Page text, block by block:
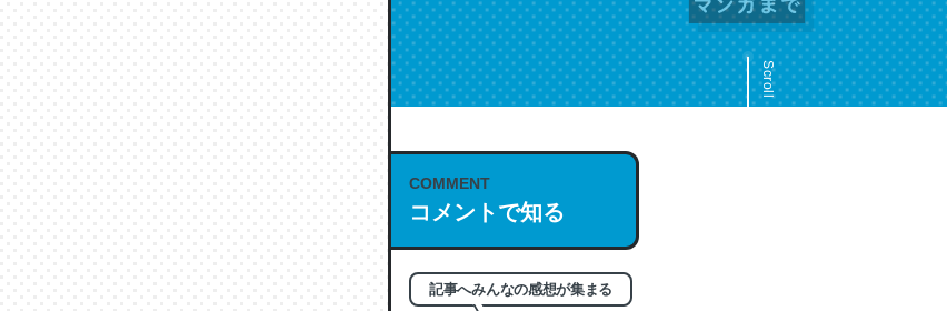
Scroll
COMMENT
コメントで知る
記事へみんなの感想が集まる
これは名文。彼はとてもクレバーなんだろうなと凄く思う。英語少しで